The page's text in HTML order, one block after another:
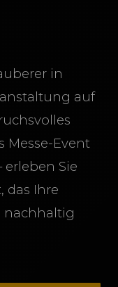
in
auf
Messe-Event
erleben Sie
das Ihre
nachhaltig